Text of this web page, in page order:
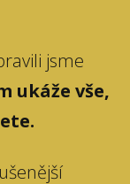
jsme
ukáže vše,